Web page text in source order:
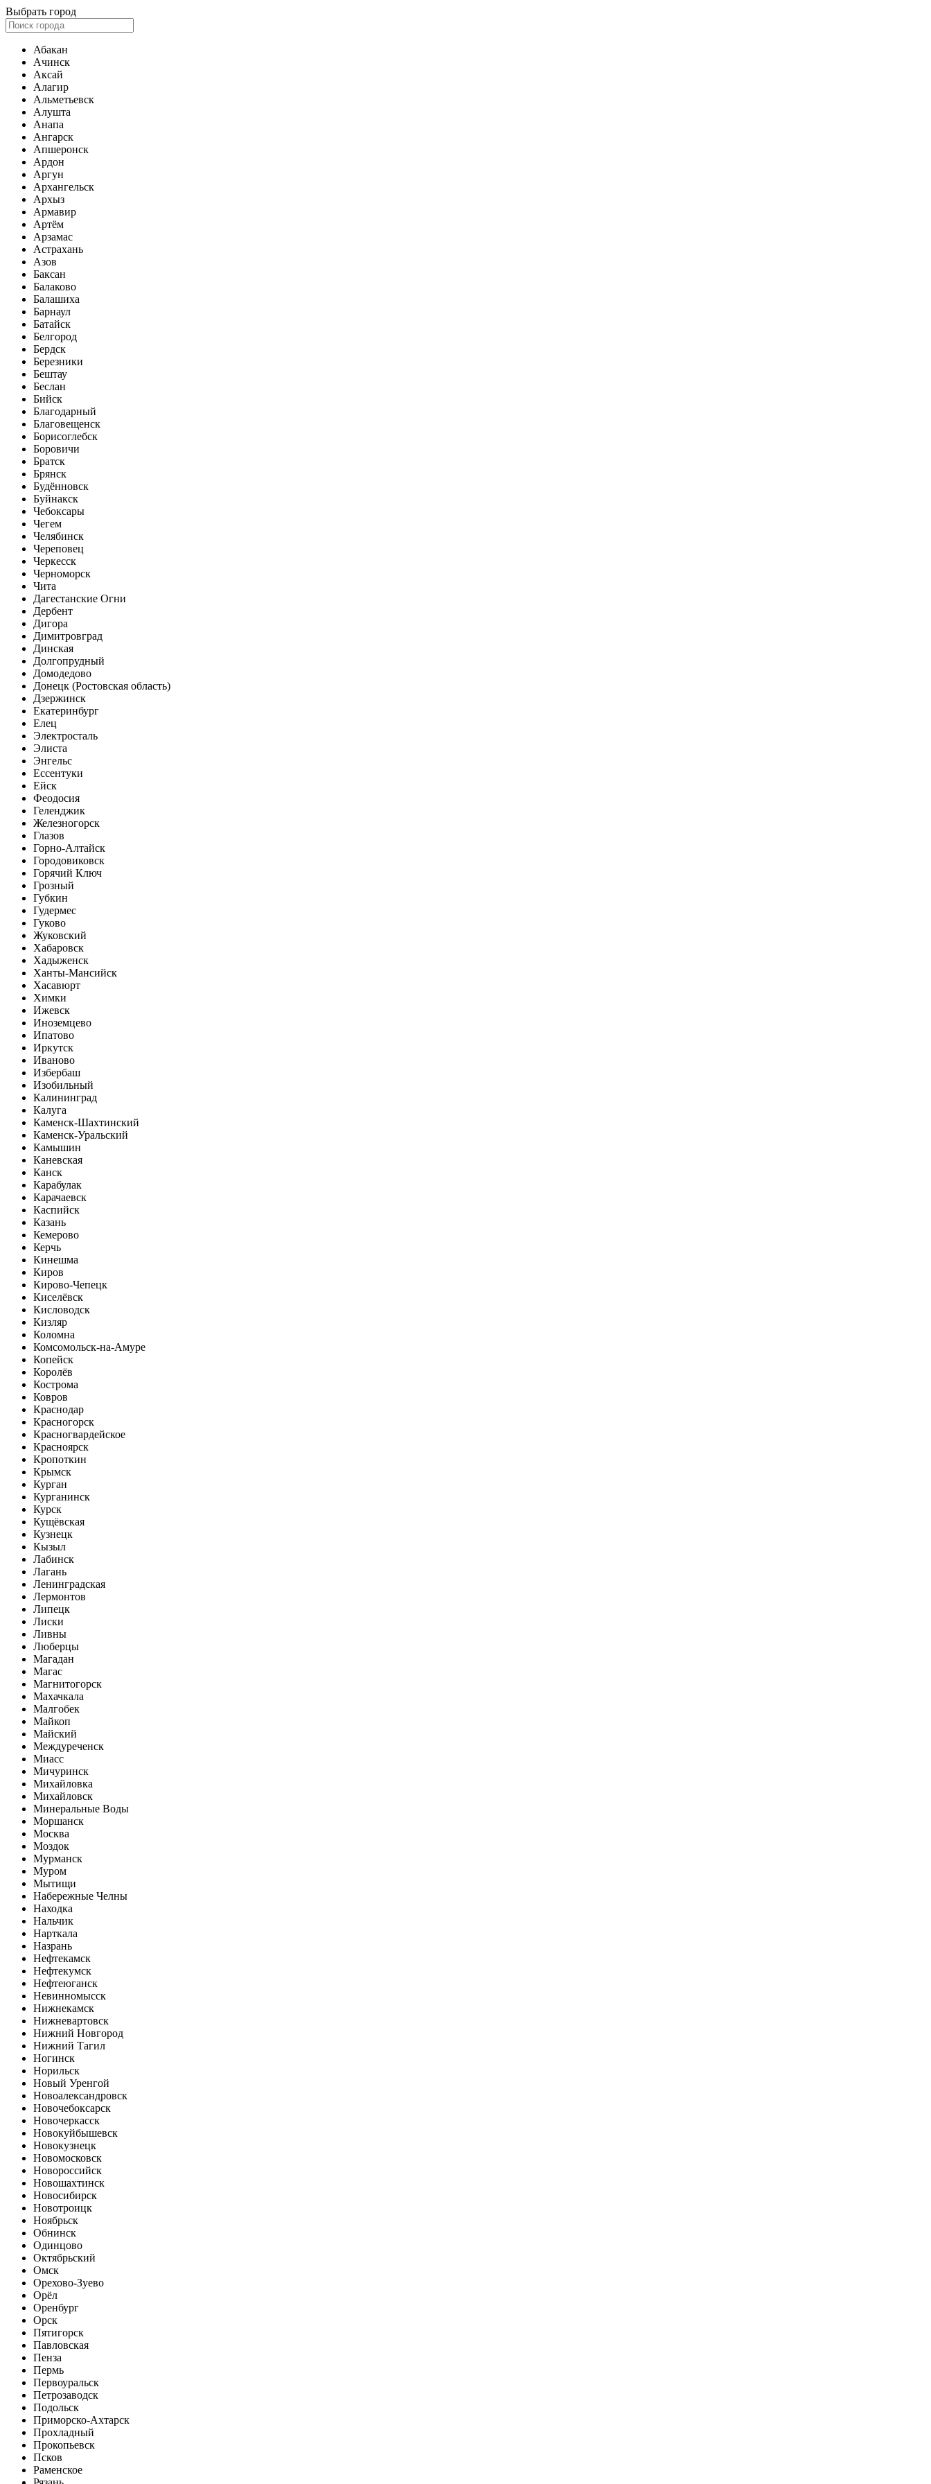
Выбрать город
Абакан
Ачинск
Аксай
Алагир
Альметьевск
Алушта
Анапа
Ангарск
Апшеронск
Ардон
Аргун
Архангельск
Архыз
Армавир
Артём
Арзамас
Астрахань
Азов
Баксан
Балаково
Балашиха
Барнаул
Батайск
Белгород
Бердск
Березники
Бештау
Беслан
Бийск
Благодарный
Благовещенск
Борисоглебск
Боровичи
Братск
Брянск
Будённовск
Буйнакск
Чебоксары
Чегем
Челябинск
Череповец
Черкесск
Черноморск
Чита
Дагестанские Огни
Дербент
Дигора
Димитровград
Динская
Долгопрудный
Домодедово
Донецк (Ростовская область)
Дзержинск
Екатеринбург
Елец
Электросталь
Элиста
Энгельс
Ессентуки
Ейск
Феодосия
Геленджик
Железногорск
Глазов
Горно-Алтайск
Городовиковск
Горячий Ключ
Грозный
Губкин
Гудермес
Гуково
Жуковский
Хабаровск
Хадыженск
Ханты-Мансийск
Хасавюрт
Химки
Ижевск
Иноземцево
Ипатово
Иркутск
Иваново
Избербаш
Изобильный
Калининград
Калуга
Каменск-Шахтинский
Каменск-Уральский
Камышин
Каневская
Канск
Карабулак
Карачаевск
Каспийск
Казань
Кемерово
Керчь
Кинешма
Киров
Кирово-Чепецк
Киселёвск
Кисловодск
Кизляр
Коломна
Комсомольск-на-Амуре
Копейск
Королёв
Кострома
Ковров
Краснодар
Красногорск
Красногвардейское
Красноярск
Кропоткин
Крымск
Курган
Курганинск
Курск
Кущёвская
Кузнецк
Кызыл
Лабинск
Лагань
Ленинградская
Лермонтов
Липецк
Лиски
Ливны
Люберцы
Магадан
Магас
Магнитогорск
Махачкала
Малгобек
Майкоп
Майский
Междуреченск
Миасс
Мичуринск
Михайловка
Михайловск
Минеральные Воды
Моршанск
Москва
Моздок
Мурманск
Муром
Мытищи
Набережные Челны
Находка
Нальчик
Нарткала
Назрань
Нефтекамск
Нефтекумск
Нефтеюганск
Невинномысск
Нижнекамск
Нижневартовск
Нижний Новгород
Нижний Тагил
Ногинск
Норильск
Новый Уренгой
Новоалександровск
Новочебоксарск
Новочеркасск
Новокуйбышевск
Новокузнецк
Новомосковск
Новороссийск
Новошахтинск
Новосибирск
Новотроицк
Ноябрьск
Обнинск
Одинцово
Октябрьский
Омск
Орехово-Зуево
Орёл
Оренбург
Орск
Пятигорск
Павловская
Пенза
Пермь
Первоуральск
Петрозаводск
Подольск
Приморско-Ахтарск
Прохладный
Прокопьевск
Псков
Раменское